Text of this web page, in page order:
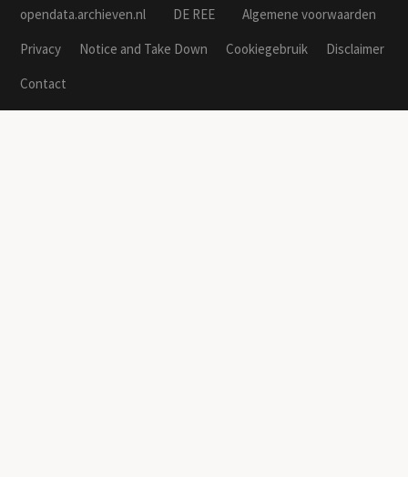
opendata.archieven.nl DE REE
Algemene voorwaarden
Privacy
Notice and Take Down Cookiegebruik
Disclaimer
Contact